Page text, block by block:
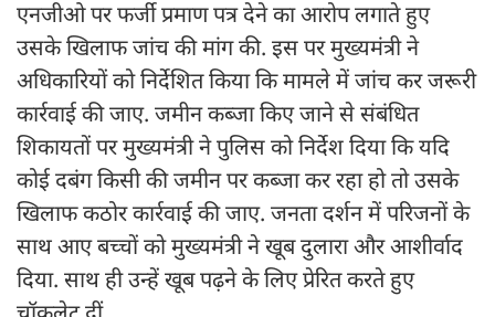
एनजीओ पर फर्जी प्रमाण पत्र देने का आरोप लगाते हुए
उसके खिलाफ जांच की मांग की. इस पर मुख्यमंत्री ने
अधिकारियों को निर्देशित किया कि मामले में जांच कर जरूरी
कार्रवाई की जाए. जमीन कब्जा किए जाने से संबंधित
शिकायतों पर मुख्यमंत्री ने पुलिस को निर्देश दिया कि यदि
कोई दबंग किसी की जमीन पर कब्जा कर रहा हो तो उसके
खिलाफ कठोर कार्रवाई की जाए. जनता दर्शन में परिजनों के
साथ आए बच्चों को मुख्यमंत्री ने खूब दुलारा और आशीर्वाद
दिया. साथ ही उन्हें खूब पढ़ने के लिए प्रेरित करते हुए